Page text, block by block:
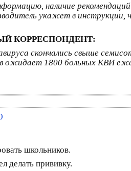
наличие
укажет в
КОРРЕСПОНДЕНТ:
скончались свыше
ожидает 1800 больных КВИ
школьников.
делать прививку.